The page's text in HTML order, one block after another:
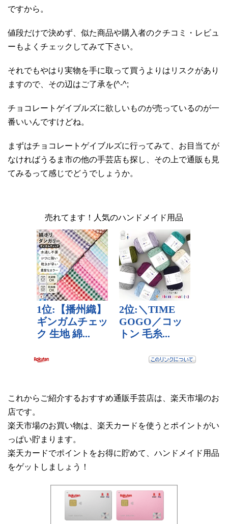
ですから。
値段だけで決めず、似た商品や購入者のクチコミ・レビュ
ーもよくチェックしてみて下さい。
それでもやはり実物を手に取って買うよりはリスクがあり
ますので、その辺はご了承を(^-^;
チョコレートゲイブルズに欲しいものが売っているのが一
番いいんですけどね。
まずはチョコレートゲイブルズに行ってみて、お目当てが
なければうるま市の他の手芸店も探し、その上で通販も見
てみるって感じでどうでしょうか。
売れてます！人気のハンドメイド用品
これからご紹介するおすすめ通販手芸店は、楽天市場のお
店です。
楽天市場のお買い物は、楽天カードを使うとポイントがい
っぱい貯まります。
楽天カードでポイントをお得に貯めて、ハンドメイド用品
をゲットしましょう！